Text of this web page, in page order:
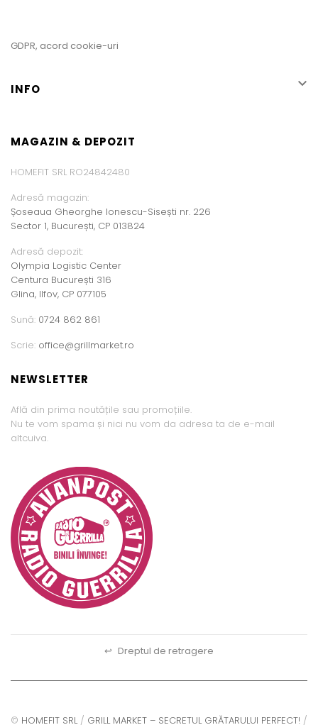
GDPR, acord cookie-uri
INFO 
MAGAZIN & DEPOZIT
HOMEFIT SRL RO24842480
Adresă magazin:
Șoseaua Gheorghe Ionescu-Sisești nr. 226
Sector 1, București, CP 013824
Adresă depozit:
Olympia Logistic Center
Centura București 316
Glina, Ilfov, CP 077105
Sună: 0724 862 861
Scrie: office@grillmarket.ro
NEWSLETTER
Află din prima noutățile sau promoțiile.
Nu te vom spama și nici nu vom da adresa ta de e-mail
altcuiva.
↩ Dreptul de retragere
© HOMEFIT SRL/ GRILL MARKET – SECRETUL GRĂTARULUI PERFECT! /